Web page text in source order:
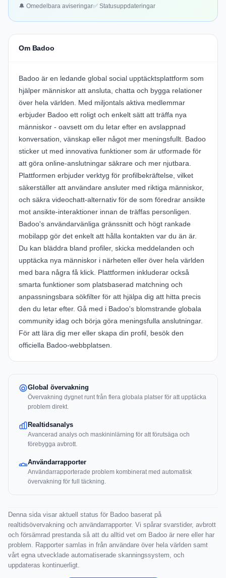
🔔 Omedelbara aviseringar✅ Statusuppdateringar
Om Badoo
Badoo är en ledande global social upptäcktsplattform som
hjälper människor att ansluta, chatta och bygga relationer
över hela världen. Med miljontals aktiva medlemmar
erbjuder Badoo ett roligt och enkelt sätt att träffa nya
människor - oavsett om du letar efter en avslappnad
konversation, vänskap eller något mer meningsfullt. Badoo
sticker ut med innovativa funktioner som är utformade för
att göra online-anslutningar säkrare och mer njutbara.
Plattformen erbjuder verktyg för profilbekräftelse, vilket
säkerställer att användare ansluter med riktiga människor,
och säkra videochatt-alternativ för de som föredrar ansikte
mot ansikte-interaktioner innan de träffas personligen.
Badoo's användarvänliga gränssnitt och högt rankade
mobilapp gör det enkelt att hålla kontakten var du än är.
Du kan bläddra bland profiler, skicka meddelanden och
upptäcka nya människor i närheten eller över hela världen
med bara några få klick. Plattformen inkluderar också
smarta funktioner som platsbaserad matchning och
anpassningsbara sökfilter för att hjälpa dig att hitta precis
den du letar efter. Gå med i Badoo's blomstrande globala
community idag och börja göra meningsfulla anslutningar.
För att lära dig mer eller skapa din profil, besök den
officiella Badoo-webbplatsen.
Global övervakning
Övervakning dygnet runt från flera globala platser för att upptäcka
problem direkt.
Realtidsanalys
Avancerad analys och maskininlärning för att förutsäga och
förebygga avbrott.
Användarrapporter
Användarrapporterade problem kombinerat med automatisk
övervakning för full täckning.
Denna sida visar aktuell status för Badoo baserat på
realtidsövervakning och användarrapporter. Vi spårar svarstider, avbrott
och försämrad prestanda så att du alltid vet om Badoo är nere eller har
problem. Rapporter samlas in från användare över hela världen samt
vårt egna utvecklade automatiserade skanningssystem, och
uppdateras kontinuerligt.